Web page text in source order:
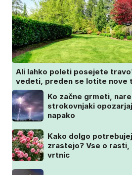
Ali lahko poleti posejete
vedeti, preden se lotite nove
Ko začne grmeti,
strokovnjaki
napako
Kako dolgo
zrastejo? Vse o rasti,
vrtnic